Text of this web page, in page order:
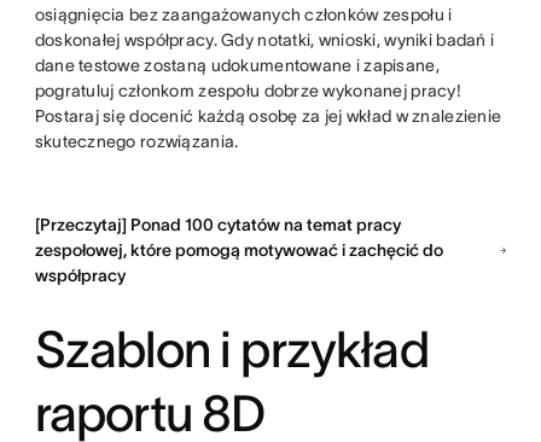
osiągnięcia bez zaangażowanych członków zespołu i
doskonałej współpracy. Gdy notatki, wnioski, wyniki badań i
dane testowe zostaną udokumentowane i zapisane,
pogratuluj członkom zespołu dobrze wykonanej pracy!
Postaraj się docenić każdą osobę za jej wkład w znalezienie
skutecznego rozwiązania.
[Przeczytaj] Ponad 100 cytatów na temat pracy
zespołowej, które pomogą motywować i zachęcić do
współpracy
Szablon i przykład
raportu 8D